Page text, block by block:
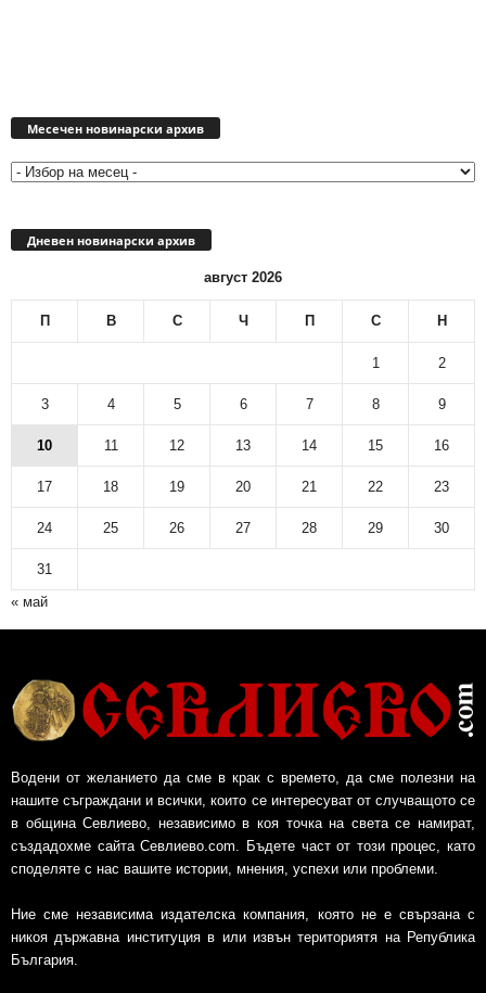
Месечен новинарски архив
Дневен новинарски архив
август 2026
П В С Ч П С Н
1 2
3 4 5 6 7 8 9
10 11 12 13 14 15 16
17 18 19 20 21 22 23
24 25 26 27 28 29 30
31
« май
Водени от желанието да сме в крак с времето, да сме полезни на
нашите съграждани и всички, които се интересуват от случващото се
в община Севлиево, независимо в коя точка на света се намират,
създадохме сайта Севлиево.com. Бъдете част от този процес, като
споделяте с нас вашите истории, мнения, успехи или проблеми.
Ние сме независима издателска компания, която не е свързана с
никоя държавна институция в или извън териториятя на Република
България.